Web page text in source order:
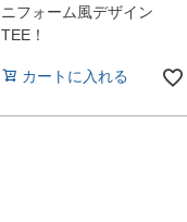
ニフォーム風デザイン
TEE！
カートに入れる